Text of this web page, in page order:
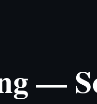
—